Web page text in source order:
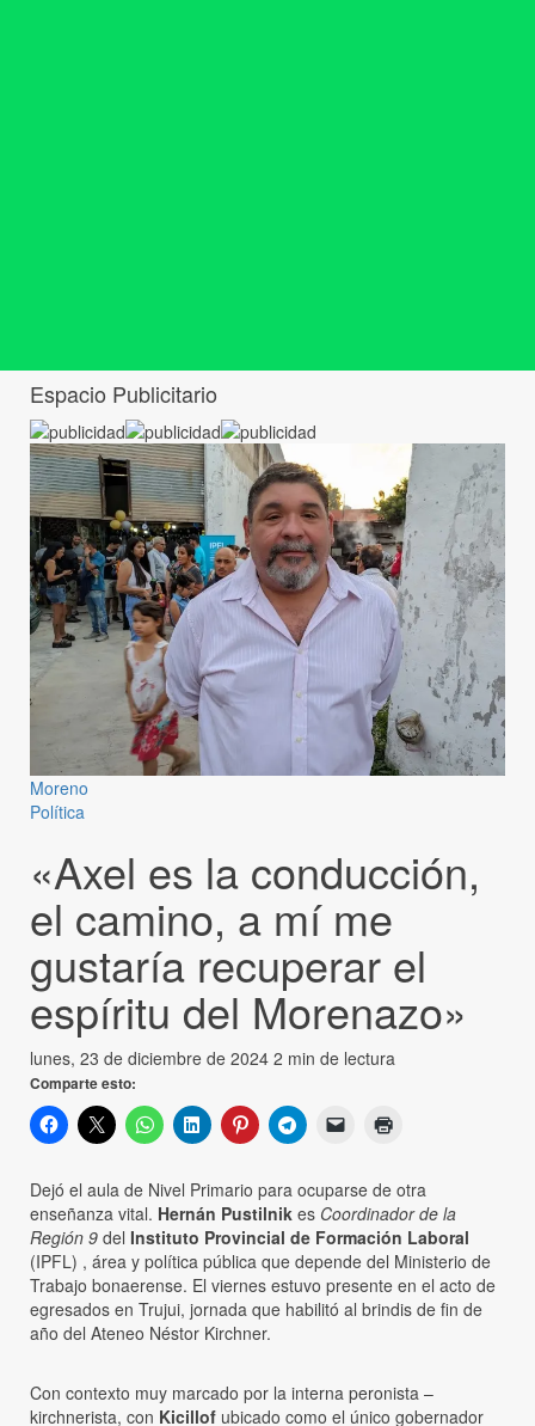
Espacio Publicitario
Moreno
Política
«Axel es la conducción,
el camino, a mí me
gustaría recuperar el
espíritu del Morenazo»
lunes, 23 de diciembre de 2024 2 min de lectura
Comparte esto:
Dejó el aula de Nivel Primario para ocuparse de otra
enseñanza vital. Hernán Pustilnik es Coordinador de la
Región 9 del Instituto Provincial de Formación Laboral
(IPFL) , área y política pública que depende del Ministerio de
Trabajo bonaerense. El viernes estuvo presente en el acto de
egresados en Trujui, jornada que habilitó al brindis de fin de
año del Ateneo Néstor Kirchner.
Con contexto muy marcado por la interna peronista –
kirchnerista, con Kicillof ubicado como el único gobernador